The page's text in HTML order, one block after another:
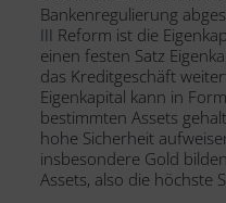
Bankenregulierung
III Reform ist die
einen festen Satz
das Kreditgeschäft
Eigenkapital kann in
bestimmten Assets
hohe Sicherheit
insbesondere Gold
Assets, also die höchste